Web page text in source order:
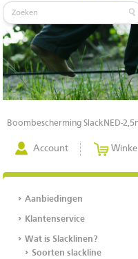
Boombescherming SlackNED-
Account
Aanbiedingen
Klantenservice
Wat is Slacklinen?
Soorten slackline